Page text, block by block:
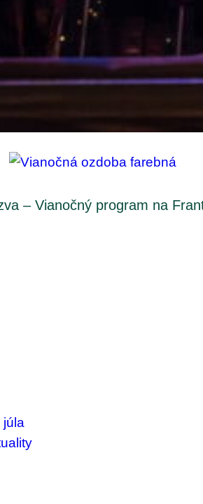
– Vianočný program na
júla